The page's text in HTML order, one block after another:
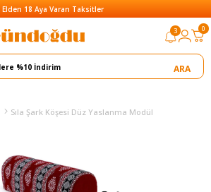
Elden 18 Aya Varan Taksitler
3 0
Sıla Şark Köşesi Düz Yaslanma Modül